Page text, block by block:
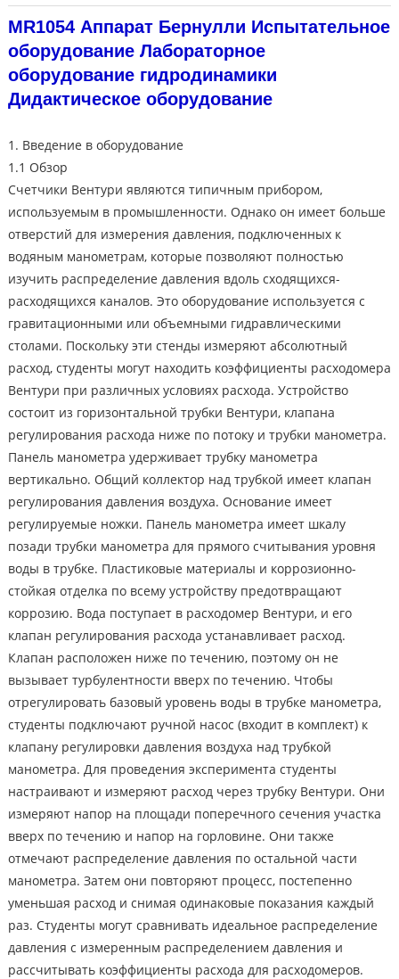
MR1054 Аппарат Бернулли Испытательное
оборудование Лабораторное
оборудование гидродинамики
Дидактическое оборудование
1. Введение в оборудование
1.1 Обзор
Счетчики Вентури являются типичным прибором,
используемым в промышленности. Однако он имеет больше
отверстий для измерения давления, подключенных к
водяным манометрам, которые позволяют полностью
изучить распределение давления вдоль сходящихся-
расходящихся каналов. Это оборудование используется с
гравитационными или объемными гидравлическими
столами. Поскольку эти стенды измеряют абсолютный
расход, студенты могут находить коэффициенты расходомера
Вентури при различных условиях расхода. Устройство
состоит из горизонтальной трубки Вентури, клапана
регулирования расхода ниже по потоку и трубки манометра.
Панель манометра удерживает трубку манометра
вертикально. Общий коллектор над трубкой имеет клапан
регулирования давления воздуха. Основание имеет
регулируемые ножки. Панель манометра имеет шкалу
позади трубки манометра для прямого считывания уровня
воды в трубке. Пластиковые материалы и коррозионно-
стойкая отделка по всему устройству предотвращают
коррозию. Вода поступает в расходомер Вентури, и его
клапан регулирования расхода устанавливает расход.
Клапан расположен ниже по течению, поэтому он не
вызывает турбулентности вверх по течению. Чтобы
отрегулировать базовый уровень воды в трубке манометра,
студенты подключают ручной насос (входит в комплект) к
клапану регулировки давления воздуха над трубкой
манометра. Для проведения эксперимента студенты
настраивают и измеряют расход через трубку Вентури. Они
измеряют напор на площади поперечного сечения участка
вверх по течению и напор на горловине. Они также
отмечают распределение давления по остальной части
манометра. Затем они повторяют процесс, постепенно
уменьшая расход и снимая одинаковые показания каждый
раз. Студенты могут сравнивать идеальное распределение
давления с измеренным распределением давления и
рассчитывать коэффициенты расхода для расходомеров.